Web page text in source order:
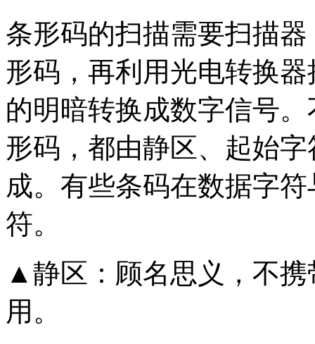
条形码的扫描需要扫描
形码，再利用光电转换
的明暗转换成数字信号
形码，都由静区、起始
成。有些条码在数据字
符。
▲静区：顾名思义，不
用。